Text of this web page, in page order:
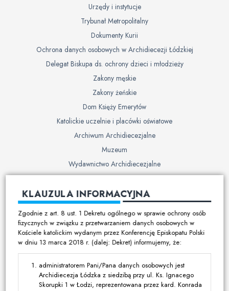
Urzędy i instytucje
Trybunał Metropolitalny
Dokumenty Kurii
Ochrona danych osobowych w Archidiecezji Łódzkiej
Delegat Biskupa ds. ochrony dzieci i młodzieży
Zakony męskie
Zakony żeńskie
Dom Księży Emerytów
Katolickie uczelnie i placówki oświatowe
Archiwum Archidiecezjalne
Muzeum
Wydawnictwo Archidiecezjalne
Cmentarze
Duszpasterstwo
Program duszpasterski
Kalendarz pracy duszpasterskiej
Duszpasterstwo specjalistyczne
Ruchy i stowarzyszenia
Multimedia
KLAUZULA INFORMACYJNA
Zgodnie z art. 8 ust. 1 Dekretu ogólnego w sprawie ochrony osób
fizycznych w związku z przetwarzaniem danych osobowych w
Kościele katolickim wydanym przez Konferencję Episkopatu Polski
w dniu 13 marca 2018 r. (dalej: Dekret) informujemy, że:
administratorem Pani/Pana danych osobowych jest
Archidiecezja Łódzka z siedzibą przy ul. Ks. Ignacego
Skorupki 1 w Łodzi, reprezentowana przez kard. Konrada